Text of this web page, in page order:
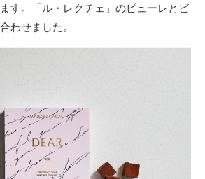
す。「ル・レクチェ」のピューレとビ
わせました。